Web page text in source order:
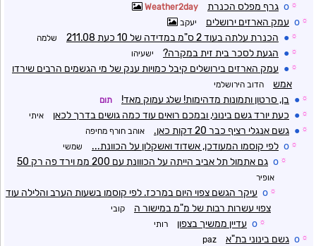
☼
o גרף מפלס הכנרת Weather2day
☼
o עמק הארזים ירושלים יעקב
☼
● הכנרת עלתה בעוד 2 ס"מ במדידה של 10 כעת 211.08 שלמה
☼
● הגעת לסכר בית זית במקרה? ישעיהו
☼
● עמק הארזים בירושלים קיבל כמויות ענק של מי הגשמים הרבים שירדו
אמש
הדוב הירושלמי
☼
● בן, סרטון ותמונות מדהימות! שלג עמוק מאד! תום
☼
● כעת יורד גשם בינוני, ובמכם רואים עוד כמה גושים בדרך לכאן איתי
☼
● גשם אנגלי רציף כבר 20 דקות כאן. אוהב חורף מחיפה
☼
o לפי קוסמו המעודכן, אשדוד ואשקלון על הכוונת... שמשי
☼
o גם אתמול תל אביב הייתה על הכווונת עם 200 ממ וירד פה רק 50
אופיר
☼
o עיקר הגשם צפוי היום במרכז. לפי קוסמו בשעות הערב והלילה עוד
צפוי עשרות רבות של מ"מ במישור ה
קובי
☼
o עדיין ממשיך בצפון רותי
☼
o גשם בינוני בת"א paz